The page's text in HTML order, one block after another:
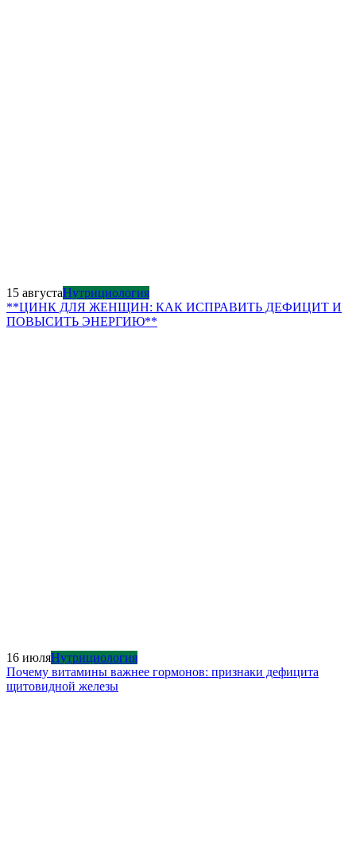
15 августаНутрициология
**ЦИНК ДЛЯ ЖЕНЩИН: КАК ИСПРАВИТЬ ДЕФИЦИТ И
ПОВЫСИТЬ ЭНЕРГИЮ**
16 июляНутрициология
Почему витамины важнее гормонов: признаки дефицита
щитовидной железы